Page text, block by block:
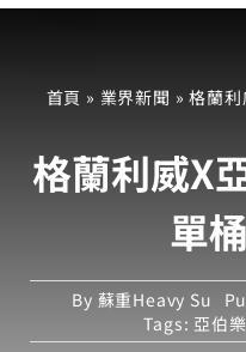
首頁 » 業界新聞 »格蘭
格蘭利威X
單
By 蘇重Heavy Su
Tags: 亞伯樂